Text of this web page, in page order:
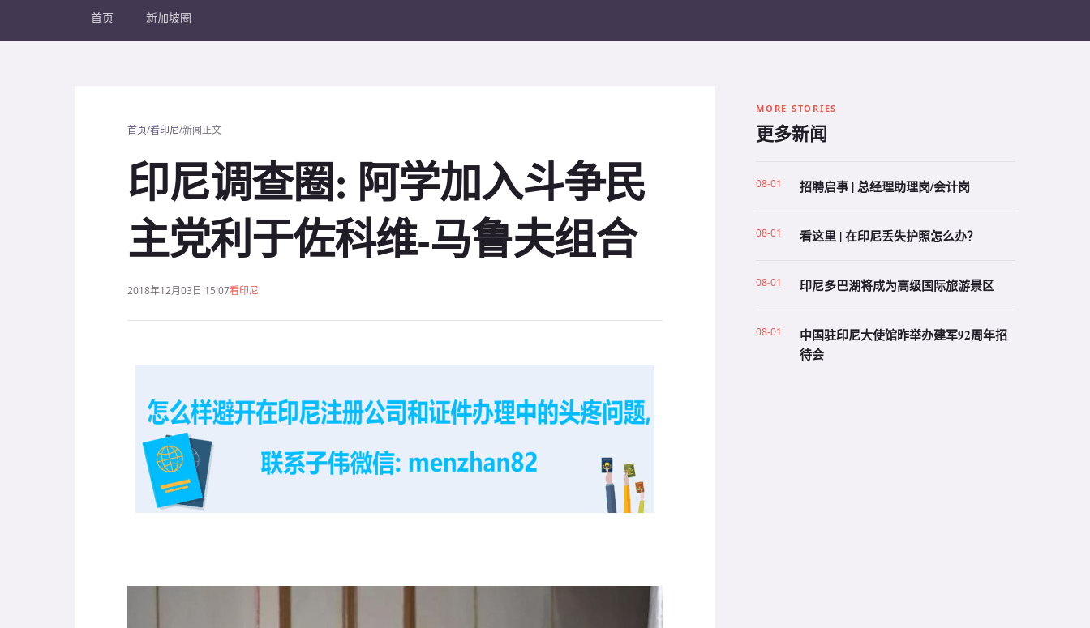
首页 新加坡圈
首页/看印尼/新闻正文
印尼调查圈: 阿学加入斗争民
主党利于佐科维-马鲁夫组合
2018年12月03日 15:07看印尼
MORE STORIES
更多新闻
08-01 招聘启事 | 总经理助理岗/会计岗
08-01 看这里 | 在印尼丢失护照怎么办？
08-01 印尼多巴湖将成为高级国际旅游景区
08-01
中国驻印尼大使馆昨举办建军92周年招
待会